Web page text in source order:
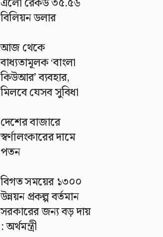
বিলিয়ন ডলার
আজ থেকে
বাধ্যতামূলক ‘বাংলা
কিউআর’ ব্যবহার,
মিলবে যেসব সুবিধা
দেশের বাজারে
স্বর্ণালংকারের দামে
পতন
বিগত সময়ের ১৩০০
উন্নয়ন প্রকল্প বর্তমান
সরকারের জন্য বড় দায়
: অর্থমন্ত্রী